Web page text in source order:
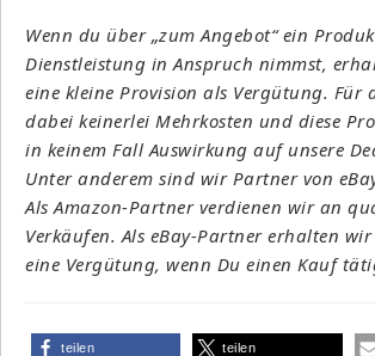
Wenn du über „zum Angebot“ ein
Dienstleistung in Anspruch nimmst,
eine kleine Provision als Vergütung. Für
dabei keinerlei Mehrkosten und diese
in keinem Fall Auswirkung auf unsere
Unter anderem sind wir Partner von
Als Amazon-Partner verdienen wir an
Verkäufen. Als eBay-Partner erhalten
eine Vergütung, wenn Du einen Kauf
teilen teilen